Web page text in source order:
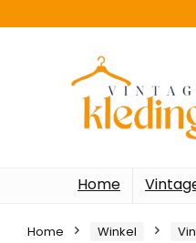
Home
Home Winkel